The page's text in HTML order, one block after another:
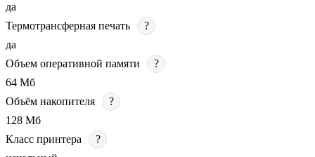
да
Термотрансферная печать
?
да
Объем оперативной памяти
?
64 Мб
Объём накопителя
?
128 Мб
Класс принтера
?